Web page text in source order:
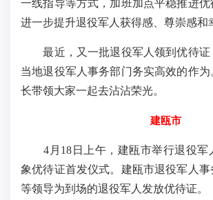
一线指导等方式，加班加点平稳推进优
进一步提升退役军人获得感、尊崇感和
最近，又一批退役军人领到优待证
当地退役军人事务部门务实高效的作
长带领大家一起去沾沾荣光。
建瓯市
4月18日上午，建瓯市举行退役军
象优待证首发仪式。建瓯市退役军人
等领导为到场的退役军人发放优待证。